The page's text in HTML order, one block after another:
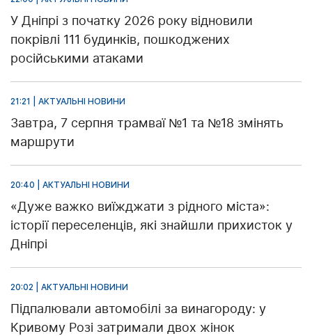
У Дніпрі з початку 2026 року відновили
покрівлі 111 будинків, пошкоджених
російськими атаками
21:21 | АКТУАЛЬНІ НОВИНИ
Завтра, 7 серпня трамваї №1 та №18 змінять
маршрути
20:40 | АКТУАЛЬНІ НОВИНИ
«Дуже важко виїжджати з рідного міста»:
історії переселенців, які знайшли прихисток у
Дніпрі
20:02 | АКТУАЛЬНІ НОВИНИ
Підпалювали автомобілі за винагороду: у
Кривому Розі затримали двох жінок